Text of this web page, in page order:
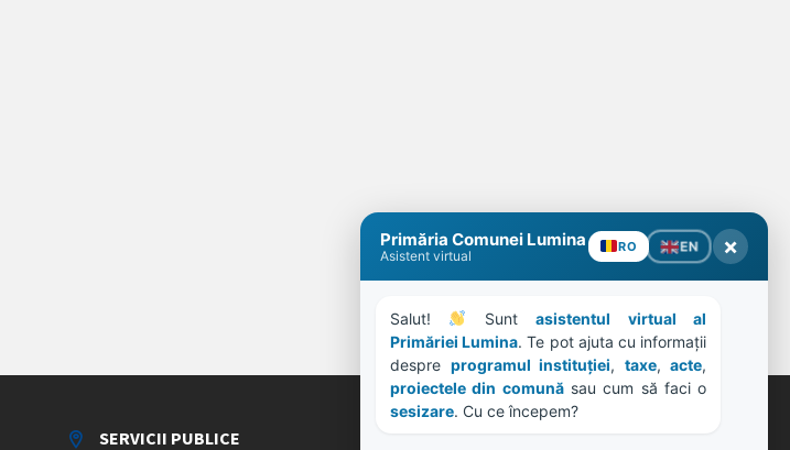
SERVICII PUBLICE
Primăria Comunei Lumina
Asistent virtual
RO EN ×
Salut! Sunt asistentul virtual al
Primăriei Lumina. Te pot ajuta cu informații
despre programul instituției, taxe, acte
proiectele din comună
sesizare. Cu ce începem?